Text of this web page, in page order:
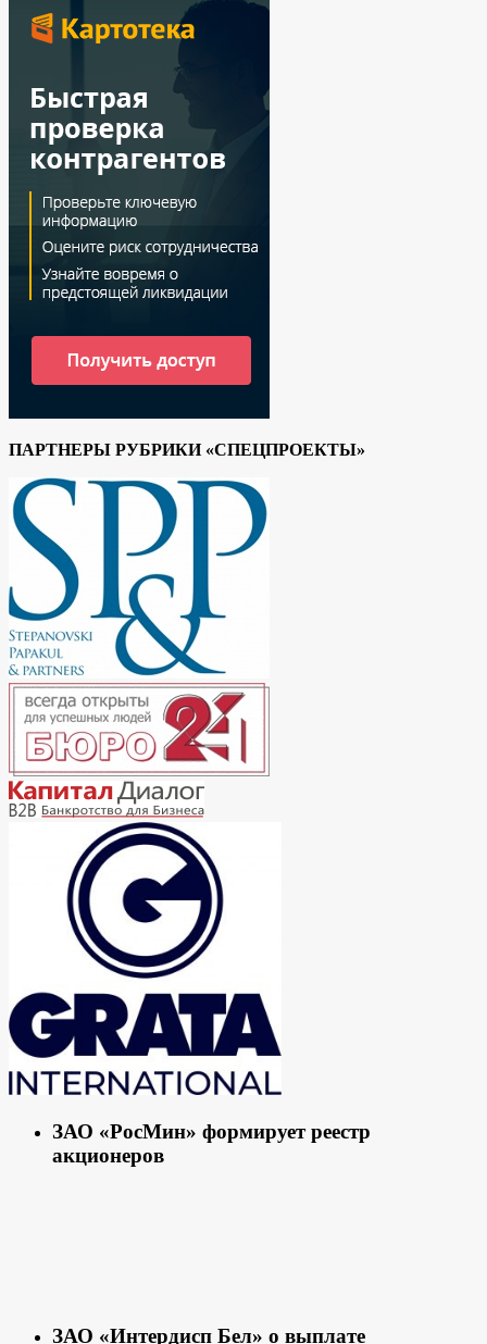
ПАРТНЕРЫ РУБРИКИ «СПЕЦПРОЕКТЫ»
ЗАО «РосМин» формирует реестр
акционеров
ЗАО «Интердисп Бел» о выплате